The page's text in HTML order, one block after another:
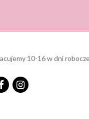
10-16 w dni